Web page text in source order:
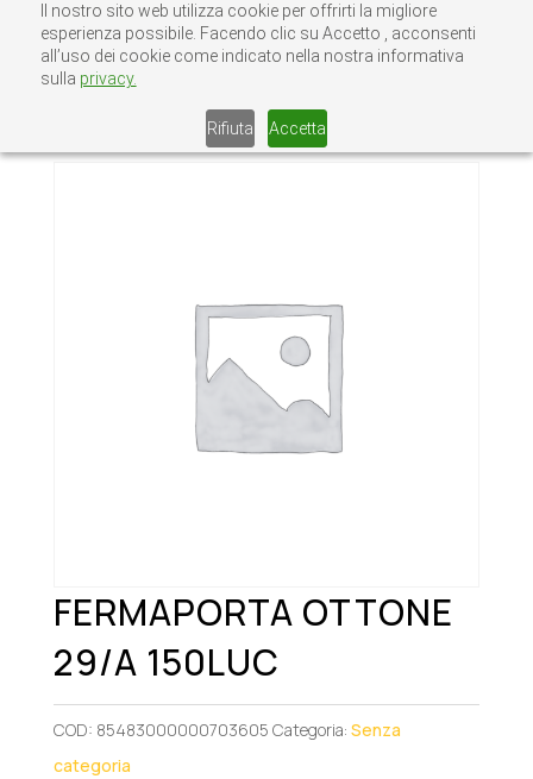
Il nostro sito web utilizza cookie per offrirti la migliore
esperienza possibile. Facendo clic su Accetto , acconsenti
all’uso dei cookie come indicato nella nostra informativa
sulla privacy.
Rifiuta Accetta
Home/Senza categoria
OTTONE 29/A 150LUC
FERMAPORTA OTTONE
29/A 150LUC
COD: 85483000000703605 Categoria: Senza
categoria